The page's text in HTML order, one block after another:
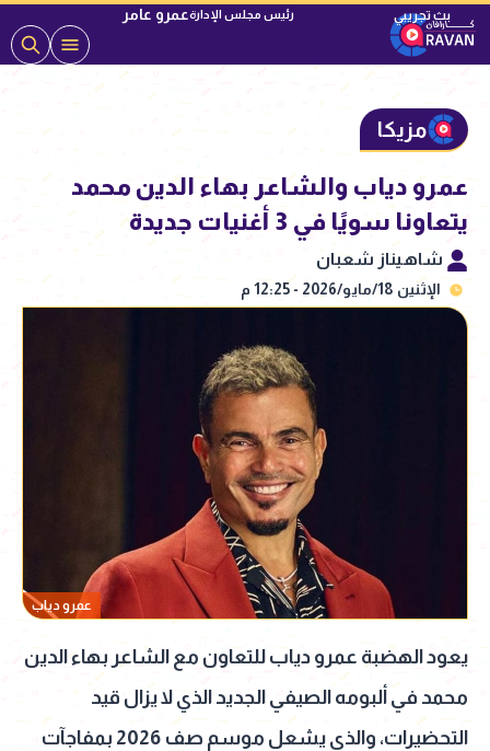
رئيس مجلس الإدارةعمرو عامر
مزيكا
عمرو دياب والشاعر بهاء الدين محمد
يتعاونا سويًا في 3 أغنيات جديدة
شاهيناز شعبان
الإثنين 18/مايو/2026 - 12:25 م
عمرو دياب
يعود الهضبة عمرو دياب للتعاون مع الشاعر بهاء الدين
محمد في ألبومه الصيفي الجديد الذي لا يزال قيد
التحضيرات، والذي يشعل موسم صف 2026 بمفاجآت